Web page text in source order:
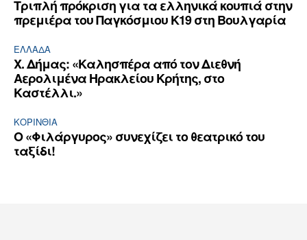
Τριπλή πρόκριση για τα ελληνικά κουπιά στην
πρεμιέρα του Παγκόσμιου Κ19 στη Βουλγαρία
ΕΛΛΆΔΑ
Χ. Δήμας: «Καλησπέρα από τον Διεθνή
Αερολιμένα Ηρακλείου Κρήτης, στο
Καστέλλι.»
ΚΟΡΙΝΘΊΑ
Ο «Φιλάργυρος» συνεχίζει το θεατρικό του
ταξίδι!